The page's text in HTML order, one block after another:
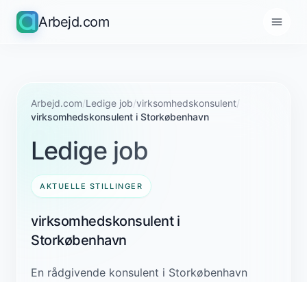
Arbejd.com
Arbejd.com/Ledige job/virksomhedskonsulent/
virksomhedskonsulent i Storkøbenhavn
Ledige job
AKTUELLE STILLINGER
virksomhedskonsulent i
Storkøbenhavn
En rådgivende konsulent i Storkøbenhavn